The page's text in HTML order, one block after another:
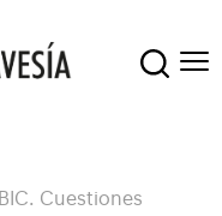
Cuestiones